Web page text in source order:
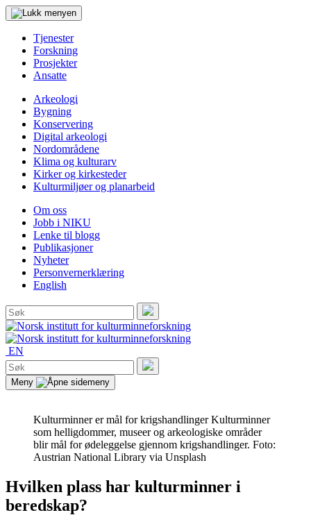
Tjenester
Forskning
Prosjekter
Ansatte
Arkeologi
Bygning
Konservering
Digital arkeologi
Nordområdene
Klima og kulturarv
Kirker og kirkesteder
Kulturmiljøer og planarbeid
Om oss
Jobb i NIKU
Lenke til blogg
Publikasjoner
Nyheter
Personvernerklæring
English
Søk
etter:
Søk
EN
Søk
etter:
Søk
Meny
Kulturminner er mål for krigshandlingerKulturminner
som helligdommer, museer og arkeologiske områder
blir mål for ødeleggelse gjennom krigshandlinger. Foto:
Austrian National Library via Unsplash
Hvilken plass har kulturminner i
beredskap?